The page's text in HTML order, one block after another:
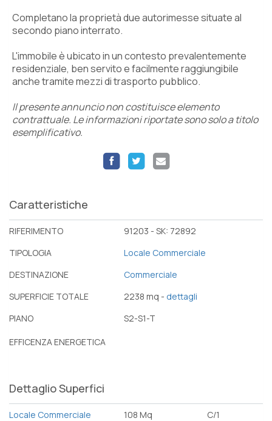
Completano la proprietà due autorimesse situate al
secondo piano interrato.
L'immobile è ubicato in un contesto prevalentemente
residenziale, ben servito e facilmente raggiungibile
anche tramite mezzi di trasporto pubblico.
Il presente annuncio non costituisce elemento
contrattuale. Le informazioni riportate sono solo a titolo
esemplificativo.
Caratteristiche
RIFERIMENTO
91203 - SK: 72892
TIPOLOGIA
Locale Commerciale
DESTINAZIONE
Commerciale
SUPERFICIE TOTALE
2238 mq - dettagli
PIANO
S2-S1-T
EFFICENZA ENERGETICA
Dettaglio Superfici
Locale Commerciale 108 Mq
C/1